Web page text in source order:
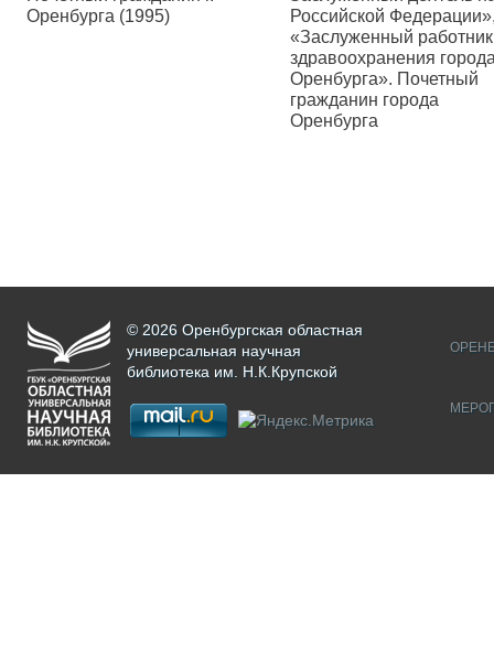
Оренбурга (1995)
Российской
«Заслуженный работник
здравоохранения
Оренбурга». Почетный
гражданин города
Оренбурга
© 2026 Оренбургская областная
универсальная научная
библиотека им. Н.К.Крупской